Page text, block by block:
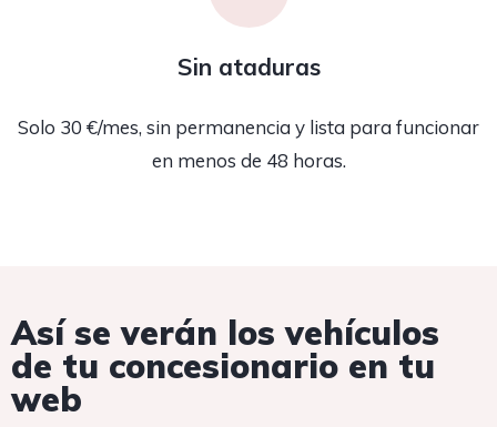
Sin ataduras
Solo 30 €/mes, sin permanencia y lista para funcionar
en menos de 48 horas.
Así se verán los vehículos
de tu concesionario en tu
web